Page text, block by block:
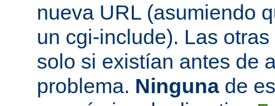
nueva URL (asumiendo
un cgi-include). Las
solo si existían antes de
problema. Ningunade